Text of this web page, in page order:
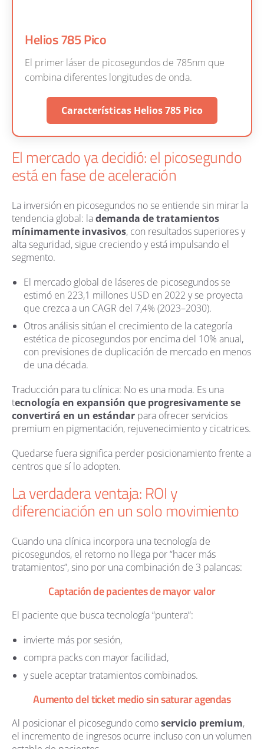
Helios 785 Pico
El primer láser de picosegundos de 785nm que
combina diferentes longitudes de onda.
Características Helios 785 Pico
El mercado ya decidió: el picosegundo
está en fase de aceleración
La inversión en picosegundos no se entiende sin mirar la
tendencia global: lademanda de tratamientos
mínimamente invasivos, con resultados superiores y
alta seguridad, sigue creciendo y está impulsando el
segmento.
El mercado global de láseres de picosegundos se
estimó en 223,1 millones USD en 2022 y se proyecta
que crezca a un CAGR del 7,4% (2023–2030).
Otros análisis sitúan el crecimiento de la categoría
estética de picosegundos por encima del 10% anual,
con previsiones de duplicación de mercado en menos
de una década.
Traducción para tu clínica: No es una moda. Es una
tecnología en expansión que progresivamente se
convertirá en un estándar para ofrecer servicios
premium en pigmentación, rejuvenecimiento y cicatrices.
Quedarse fuera significa perder posicionamiento frente a
centros que sí lo adopten.
La verdadera ventaja: ROI y
diferenciación en un solo movimiento
Cuando una clínica incorpora una tecnología de
picosegundos, el retorno no llega por “hacer más
tratamientos”, sino por una combinación de 3 palancas:
Captación de pacientes de mayor valor
El paciente que busca tecnología “puntera”:
invierte más por sesión,
compra packs con mayor facilidad,
y suele aceptar tratamientos combinados.
Aumento del ticket medio sin saturar agendas
Al posicionar el picosegundo comoservicio premium,
el incremento de ingresos ocurre incluso con un volumen